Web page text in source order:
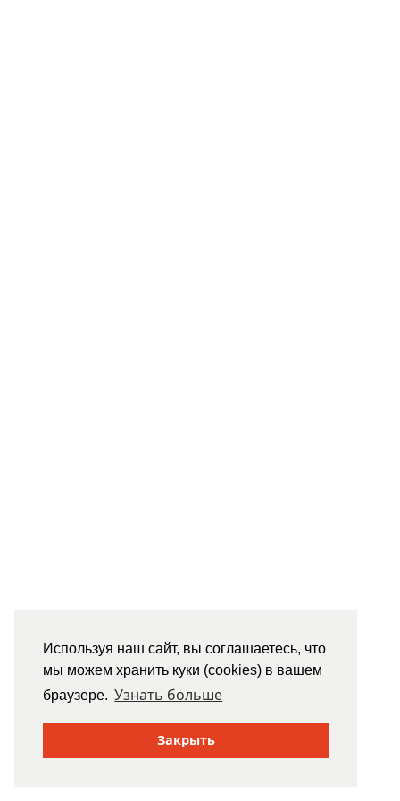
Используя наш сайт, вы соглашаетесь, что
мы можем хранить куки (cookies) в вашем
браузере. Узнать больше
Закрыть